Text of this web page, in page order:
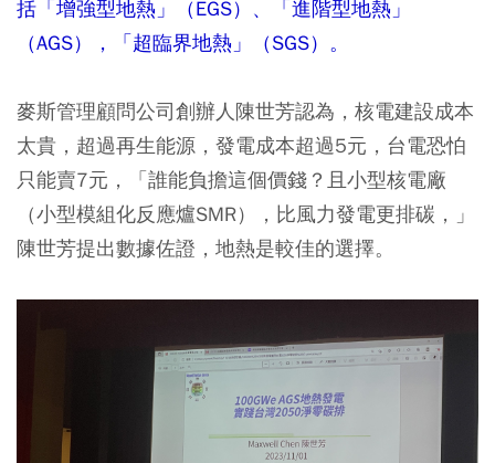
括「增強型地熱」（EGS）、「進階型地熱」
（AGS），「超臨界地熱」（SGS）。
麥斯管理顧問公司創辦人陳世芳認為，核電建設成本
太貴，超過再生能源，發電成本超過5元，台電恐怕
只能賣7元，「誰能負擔這個價錢？且小型核電廠
（小型模組化反應爐SMR），比風力發電更排碳，」
陳世芳提出數據佐證，地熱是較佳的選擇。